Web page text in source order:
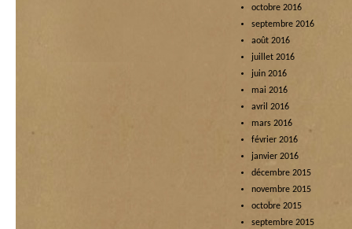
octobre 2016
septembre 2016
août 2016
juillet 2016
juin 2016
mai 2016
avril 2016
mars 2016
février 2016
janvier 2016
décembre 2015
novembre 2015
octobre 2015
septembre 2015